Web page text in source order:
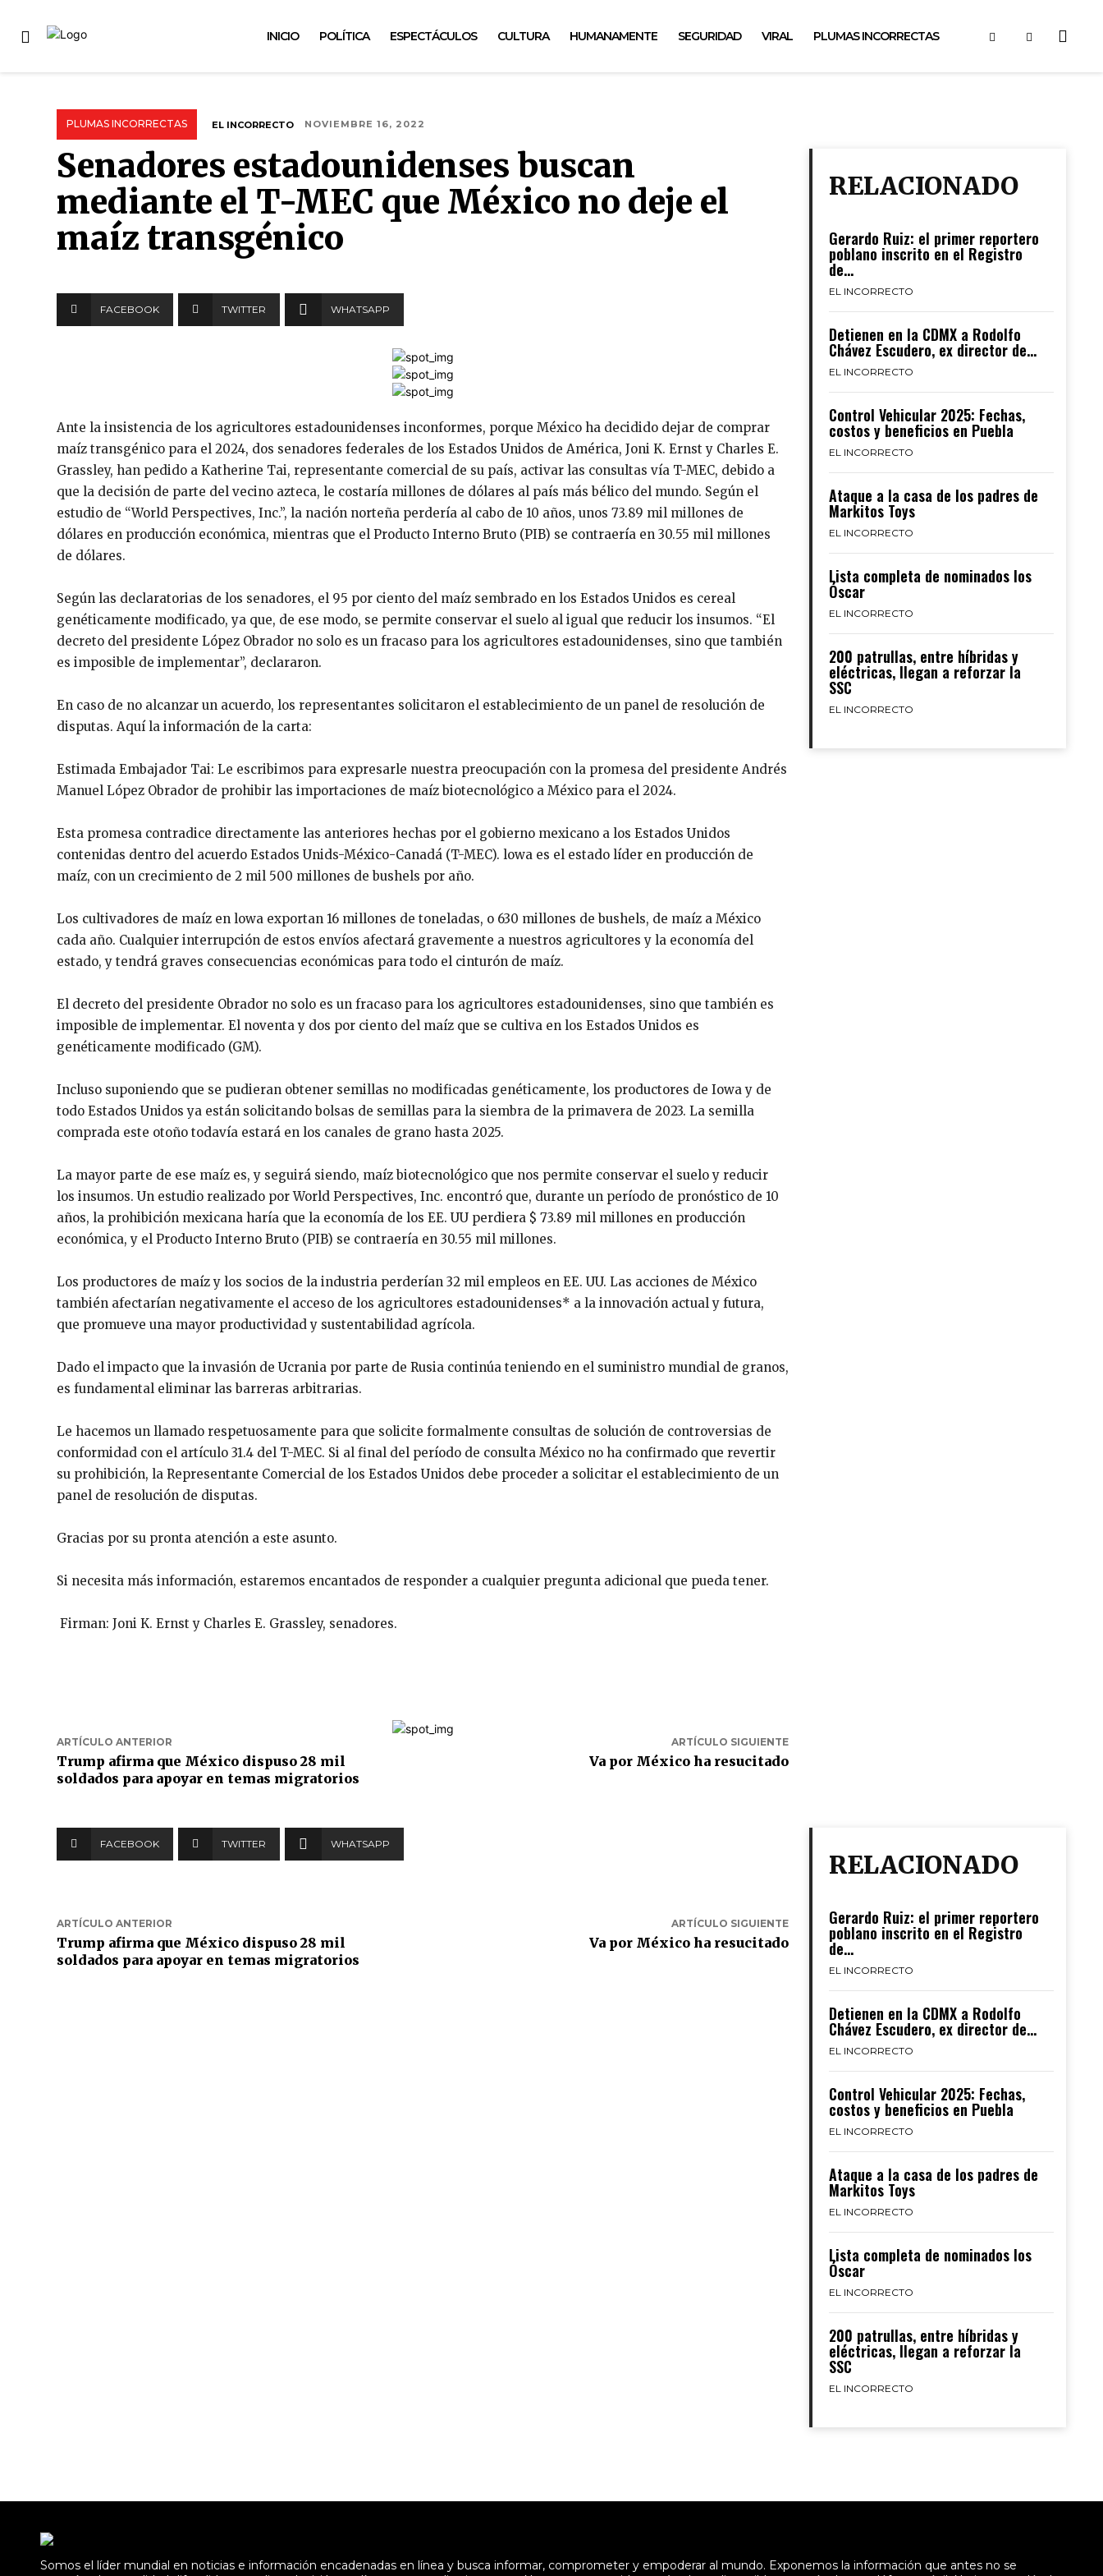
INICIO POLÍTICA ESPECTÁCULOS CULTURA HUMANAMENTE SEGURIDAD VIRAL PLUMAS INCORRECTAS
PLUMAS INCORRECTAS EL INCORRECTO NOVIEMBRE 16, 2022
Senadores estadounidenses buscan
mediante el T-MEC que México no deje el
maíz transgénico
FACEBOOK TWITTER WHATSAPP
Ante la insistencia de los agricultores estadounidenses inconformes, porque México ha decidido dejar de comprar
maíz transgénico para el 2024, dos senadores federales de los Estados Unidos de América, Joni K. Ernst y Charles E.
Grassley, han pedido a Katherine Tai, representante comercial de su país, activar las consultas vía T-MEC, debido a
que la decisión de parte del vecino azteca, le costaría millones de dólares al país más bélico del mundo. Según el
estudio de “World Perspectives, Inc.”, la nación norteña perdería al cabo de 10 años, unos 73.89 mil millones de
dólares en producción económica, mientras que el Producto Interno Bruto (PIB) se contraería en 30.55 mil millones
de dólares.
Según las declaratorias de los senadores, el 95 por ciento del maíz sembrado en los Estados Unidos es cereal
genéticamente modificado, ya que, de ese modo, se permite conservar el suelo al igual que reducir los insumos. “El
decreto del presidente López Obrador no solo es un fracaso para los agricultores estadounidenses, sino que también
es imposible de implementar”, declararon.
En caso de no alcanzar un acuerdo, los representantes solicitaron el establecimiento de un panel de resolución de
disputas. Aquí la información de la carta:
Estimada Embajador Tai: Le escribimos para expresarle nuestra preocupación con la promesa del presidente Andrés
Manuel López Obrador de prohibir las importaciones de maíz biotecnológico a México para el 2024.
Esta promesa contradice directamente las anteriores hechas por el gobierno mexicano a los Estados Unidos
contenidas dentro del acuerdo Estados Unids-México-Canadá (T-MEC). lowa es el estado líder en producción de
maíz, con un crecimiento de 2 mil 500 millones de bushels por año.
Los cultivadores de maíz en lowa exportan 16 millones de toneladas, o 630 millones de bushels, de maíz a México
cada año. Cualquier interrupción de estos envíos afectará gravemente a nuestros agricultores y la economía del
estado, y tendrá graves consecuencias económicas para todo el cinturón de maíz.
El decreto del presidente Obrador no solo es un fracaso para los agricultores estadounidenses, sino que también es
imposible de implementar. El noventa y dos por ciento del maíz que se cultiva en los Estados Unidos es
genéticamente modificado (GM).
Incluso suponiendo que se pudieran obtener semillas no modificadas genéticamente, los productores de Iowa y de
todo Estados Unidos ya están solicitando bolsas de semillas para la siembra de la primavera de 2023. La semilla
comprada este otoño todavía estará en los canales de grano hasta 2025.
La mayor parte de ese maíz es, y seguirá siendo, maíz biotecnológico que nos permite conservar el suelo y reducir
los insumos. Un estudio realizado por World Perspectives, Inc. encontró que, durante un período de pronóstico de 10
años, la prohibición mexicana haría que la economía de los EE. UU perdiera $ 73.89 mil millones en producción
económica, y el Producto Interno Bruto (PIB) se contraería en 30.55 mil millones.
Los productores de maíz y los socios de la industria perderían 32 mil empleos en EE. UU. Las acciones de México
también afectarían negativamente el acceso de los agricultores estadounidenses* a la innovación actual y futura,
que promueve una mayor productividad y sustentabilidad agrícola.
Dado el impacto que la invasión de Ucrania por parte de Rusia continúa teniendo en el suministro mundial de granos,
es fundamental eliminar las barreras arbitrarias.
Le hacemos un llamado respetuosamente para que solicite formalmente consultas de solución de controversias de
conformidad con el artículo 31.4 del T-MEC. Si al final del período de consulta México no ha confirmado que revertir
su prohibición, la Representante Comercial de los Estados Unidos debe proceder a solicitar el establecimiento de un
panel de resolución de disputas.
Gracias por su pronta atención a este asunto.
Si necesita más información, estaremos encantados de responder a cualquier pregunta adicional que pueda tener.
Firman: Joni K. Ernst y Charles E. Grassley, senadores.
ARTÍCULO ANTERIOR
Trump afirma que México dispuso 28 mil
soldados para apoyar en temas migratorios
ARTÍCULO SIGUIENTE
Va por México ha resucitado
RELACIONADO
Gerardo Ruiz: el primer reportero
poblano inscrito en el Registro
de...
EL INCORRECTO
Detienen en la CDMX a Rodolfo
Chávez Escudero, ex director de...
EL INCORRECTO
Control Vehicular 2025: Fechas,
costos y beneficios en Puebla
EL INCORRECTO
Ataque a la casa de los padres de
Markitos Toys
EL INCORRECTO
Lista completa de nominados los
Óscar
EL INCORRECTO
200 patrullas, entre híbridas y
eléctricas, llegan a reforzar la
SSC
EL INCORRECTO
FACEBOOK TWITTER WHATSAPP
ARTÍCULO ANTERIOR
Trump afirma que México dispuso 28 mil
soldados para apoyar en temas migratorios
ARTÍCULO SIGUIENTE
Va por México ha resucitado
RELACIONADO
Gerardo Ruiz: el primer reportero
poblano inscrito en el Registro
de...
EL INCORRECTO
Detienen en la CDMX a Rodolfo
Chávez Escudero, ex director de...
EL INCORRECTO
Control Vehicular 2025: Fechas,
costos y beneficios en Puebla
EL INCORRECTO
Ataque a la casa de los padres de
Markitos Toys
EL INCORRECTO
Lista completa de nominados los
Óscar
EL INCORRECTO
200 patrullas, entre híbridas y
eléctricas, llegan a reforzar la
SSC
EL INCORRECTO
Somos el líder mundial en noticias e información encadenadas en línea y busca informar, comprometer y empoderar al mundo. Exponemos la información que antes no se